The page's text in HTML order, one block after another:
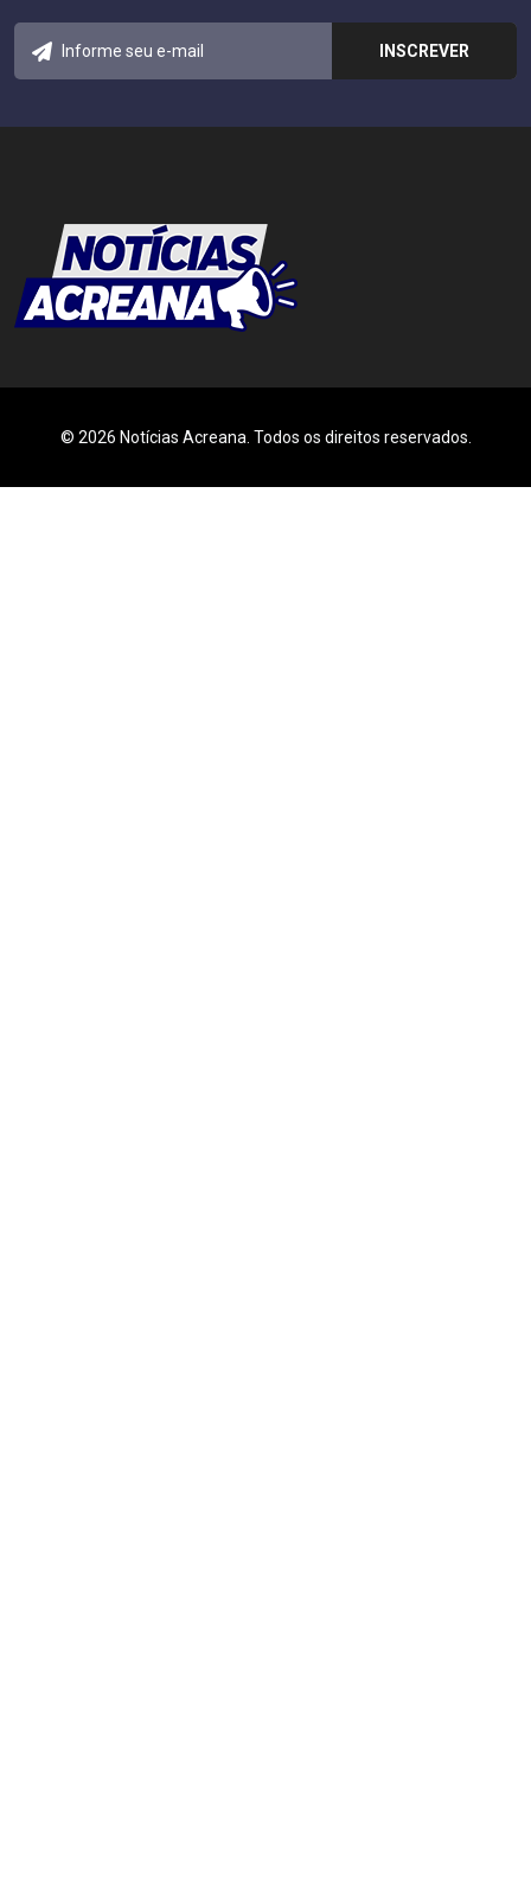
© 2026 Notícias Acreana. Todos os direitos reservados.